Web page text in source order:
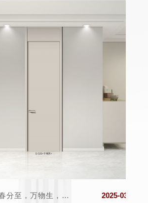
福美迪木门丨春分至，万物生，希望与美好同在! 2025-03